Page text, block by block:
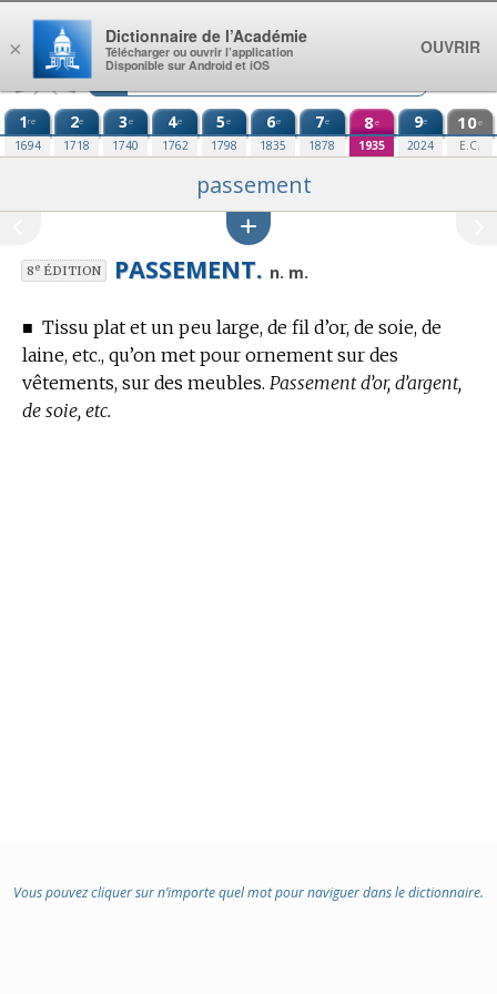
Aller au contenu
1re
1694
2e
1718
3e
1740
4e
1762
5e
1798
6e
1835
7e
1878
8e
1935
9e
2024
10e
E.C.
passement
8eÉDITION PASSEMENT. n. m.
■ Tissu plat et un peu large, de fil d’or, de soie, de
laine, etc., qu’on met pour ornement sur des
vêtements, sur des meubles. Passement d’or, d’argent,
de soie, etc.
Vous pouvez cliquer sur n’importe quel mot pour naviguer dans le dictionnaire.
×
Dictionnaire de l’Académie
Télécharger ou ouvrir l’application
Disponible sur Android et iOS
OUVRIR